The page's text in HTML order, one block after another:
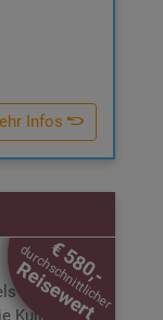
Infos
€ 580,-
durchschnittlicher
Reisewert
dieser
Kulinarik-
Genuss
SIE:
im DZ